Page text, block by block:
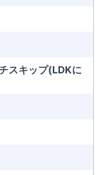
スキップ(LDKに